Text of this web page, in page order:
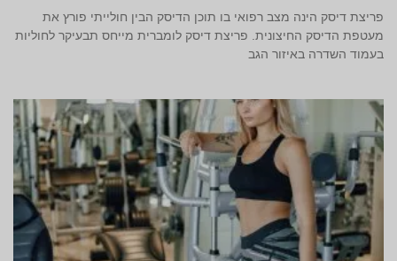
פריצת דיסק הינה מצב רפואי בו תוכן הדיסק הבין חולייתי פורץ את
מעטפת הדיסק החיצונית. פריצת דיסק לומברית מייחס תבעיקר לחוליות
בעמוד השדרה באיזור הגב